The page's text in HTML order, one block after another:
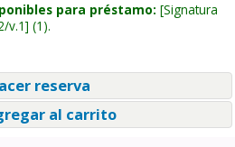
para préstamo: Signatura
v.1 (1).
reserva
al carrito